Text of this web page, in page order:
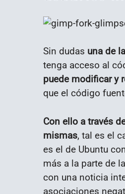
Sin dudas una de
tenga acceso al
puede modificar y
que el código
Con ello a través
mismas, tal es el
es el de Ubuntu
más a la parte de
con una noticia
asociaciones